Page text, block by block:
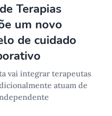
Terapias
um novo
de cuidado
vai integrar terapeutas
atuam de